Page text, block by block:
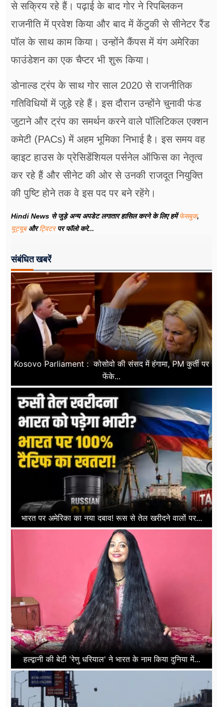
से सक्रिय रहे हैं। पढ़ाई के बाद गोर ने रिपब्लिकन
राजनीति में प्रवेश किया और बाद में केंटुकी से सीनेटर रैंड
पॉल के साथ काम किया। उन्होंने कैंपस में यंग अमेरिका
फाउंडेशन का एक चैप्टर भी शुरू किया।
डोनाल्ड ट्रंप के साथ गोर साल 2020 से राजनीतिक
गतिविधियों में जुड़े रहे हैं। इस दौरान उन्होंने चुनावी फंड
जुटाने और ट्रंप का समर्थन करने वाले पॉलिटिकल एक्शन
कमेटी (PACs) में अहम भूमिका निभाई है। इस समय वह
व्हाइट हाउस के प्रेसिडेंशियल पर्सनेल ऑफिस का नेतृत्व
कर रहे हैं और सीनेट की ओर से उनकी राजदूत नियुक्ति
की पुष्टि होने तक वे इस पद पर बने रहेंगे।
Hindi News से जुड़े अन्य अपडेट लगातार हासिल करने के लिए हमेंफेसबुक,
यूट्यूबऔरट्विटरपर फॉलो करे...
संबंधित खबरें
Kosovo Parliament : कोसोवो की संसद में हंंगामा, PM कुर्ती पर
फेंके...
भारत पर अमेरिका का नया दबाव! रूस से तेल खरीदने वालों पर...
हल्द्वानी की बेटी 'रेणु धरियाल' ने भारत के नाम किया दुनिया में...